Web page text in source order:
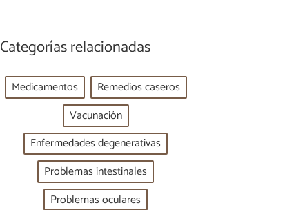
Categorías relacionadas
Medicamentos
Remedios caseros
Vacunación
Enfermedades degenerativas
Problemas intestinales
Problemas oculares